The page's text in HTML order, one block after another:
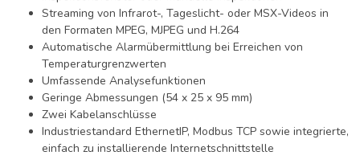
Streaming von Infrarot-, Tageslicht- oder MSX-Videos in
den Formaten MPEG, MJPEG und H.264
Automatische Alarmübermittlung bei Erreichen von
Temperaturgrenzwerten
Umfassende Analysefunktionen
Geringe Abmessungen (54 x 25 x 95 mm)
Zwei Kabelanschlüsse
Industriestandard EthernetIP, Modbus TCP sowie integrierte,
einfach zu installierende Internetschnittstelle